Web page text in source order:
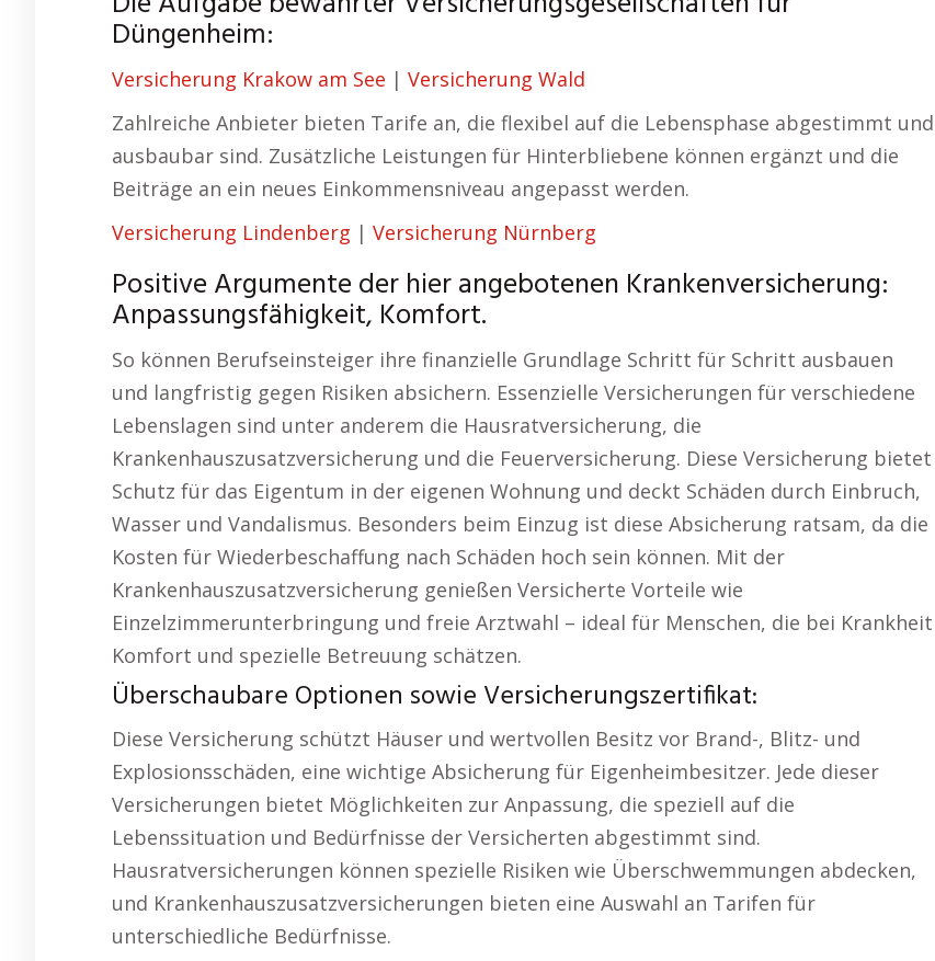
Düngenheim:
Versicherung Krakow am See | Versicherung Wald
Zahlreiche Anbieter bieten Tarife an, die flexibel auf die Lebensphase abgestimmt und
ausbaubar sind. Zusätzliche Leistungen für Hinterbliebene können ergänzt und die
Beiträge an ein neues Einkommensniveau angepasst werden.
Versicherung Lindenberg | Versicherung Nürnberg
Positive Argumente der hier angebotenen Krankenversicherung:
Anpassungsfähigkeit, Komfort.
So können Berufseinsteiger ihre finanzielle Grundlage Schritt für Schritt ausbauen
und langfristig gegen Risiken absichern. Essenzielle Versicherungen für verschiedene
Lebenslagen sind unter anderem die Hausratversicherung, die
Krankenhauszusatzversicherung und die Feuerversicherung. Diese Versicherung bietet
Schutz für das Eigentum in der eigenen Wohnung und deckt Schäden durch Einbruch,
Wasser und Vandalismus. Besonders beim Einzug ist diese Absicherung ratsam, da die
Kosten für Wiederbeschaffung nach Schäden hoch sein können. Mit der
Krankenhauszusatzversicherung genießen Versicherte Vorteile wie
Einzelzimmerunterbringung und freie Arztwahl – ideal für Menschen, die bei Krankheit
Komfort und spezielle Betreuung schätzen.
Überschaubare Optionen sowie Versicherungszertifikat:
Diese Versicherung schützt Häuser und wertvollen Besitz vor Brand-, Blitz- und
Explosionsschäden, eine wichtige Absicherung für Eigenheimbesitzer. Jede dieser
Versicherungen bietet Möglichkeiten zur Anpassung, die speziell auf die
Lebenssituation und Bedürfnisse der Versicherten abgestimmt sind.
Hausratversicherungen können spezielle Risiken wie Überschwemmungen abdecken,
und Krankenhauszusatzversicherungen bieten eine Auswahl an Tarifen für
unterschiedliche Bedürfnisse.